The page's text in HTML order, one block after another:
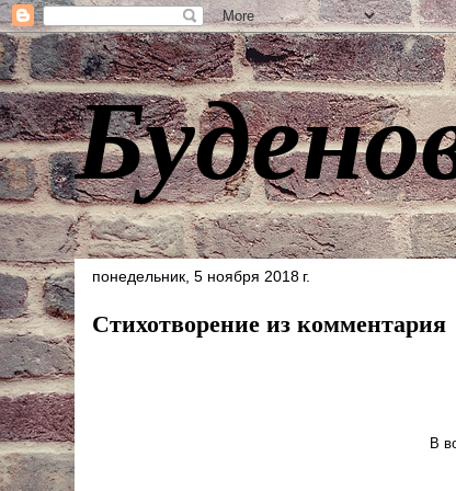
понедельник, 5 ноября 2018 г.
Стихотворение из комментария
В